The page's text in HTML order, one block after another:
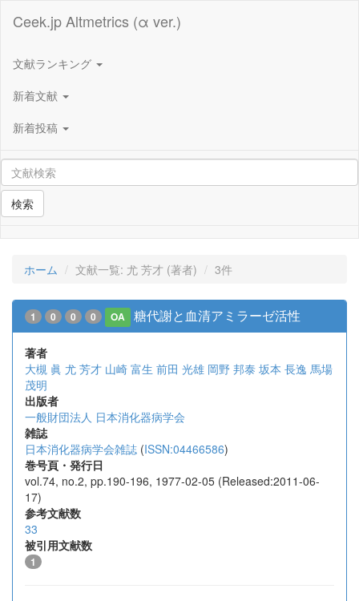
Ceek.jp Altmetrics (α ver.)
文献ランキング
新着文献
新着投稿
検索
ホーム 文献一覧: 尤 芳才 (著者) 3件
1 0 0 0 OA 糖代謝と血清アミラーゼ活性
著者
大槻 眞 尤 芳才 山崎 富生 前田 光雄 岡野 邦泰 坂本 長逸 馬場
茂明
出版者
一般財団法人 日本消化器病学会
雑誌
日本消化器病学会雑誌 (ISSN:04466586)
巻号頁・発行日
vol.74, no.2, pp.190-196, 1977-02-05 (Released:2011-06-
17)
参考文献数
33
被引用文献数
1